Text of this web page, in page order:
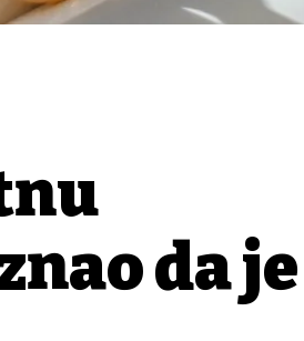
da